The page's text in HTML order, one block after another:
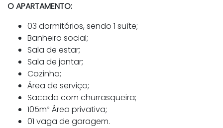
O APARTAMENTO:
03 dormitórios, sendo 1 suíte;
Banheiro social;
Sala de estar;
Sala de jantar;
Cozinha;
Área de serviço;
Sacada com churrasqueira;
105m² Área privativa;
01 vaga de garagem.